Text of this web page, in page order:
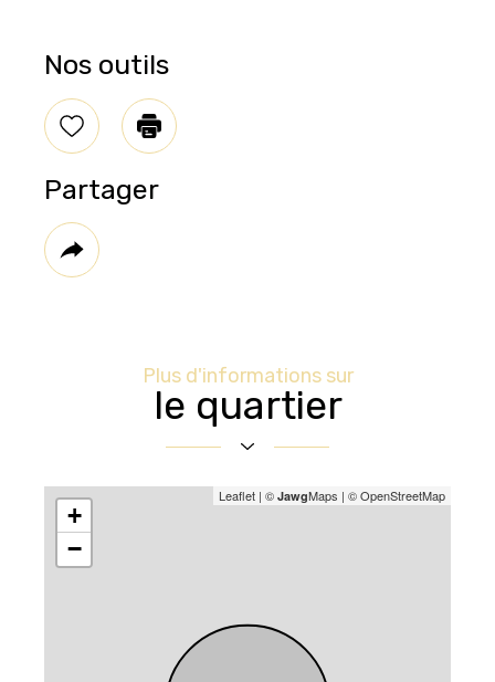
Nos outils
Sélectionner
Imprimer
Partager
Plus
de
Plus d'informations sur
le quartier
+
−
Leaflet | © JawgMaps | © OpenStreetMap